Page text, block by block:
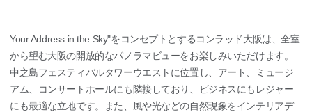
Your Address in the Sky"をコンセプトとするコンラッド大阪は、全室
から望む大阪の開放的なパノラマビューをお楽しみいただけます。
中之島フェスティバルタワーウエストに位置し、アート、ミュージ
アム、コンサートホールにも隣接しており、ビジネスにもレジャー
にも最適な立地です。また、風や光などの自然現象をインテリアデ